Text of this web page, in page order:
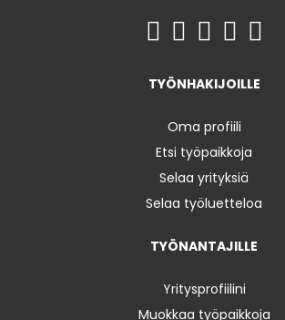
TYÖNHAKIJOILLE
Oma profiili
Etsi työpaikkoja
Selaa yrityksiä
Selaa työluetteloa
TYÖNANTAJILLE
Yritysprofiilini
Muokkaa työpaikkoja